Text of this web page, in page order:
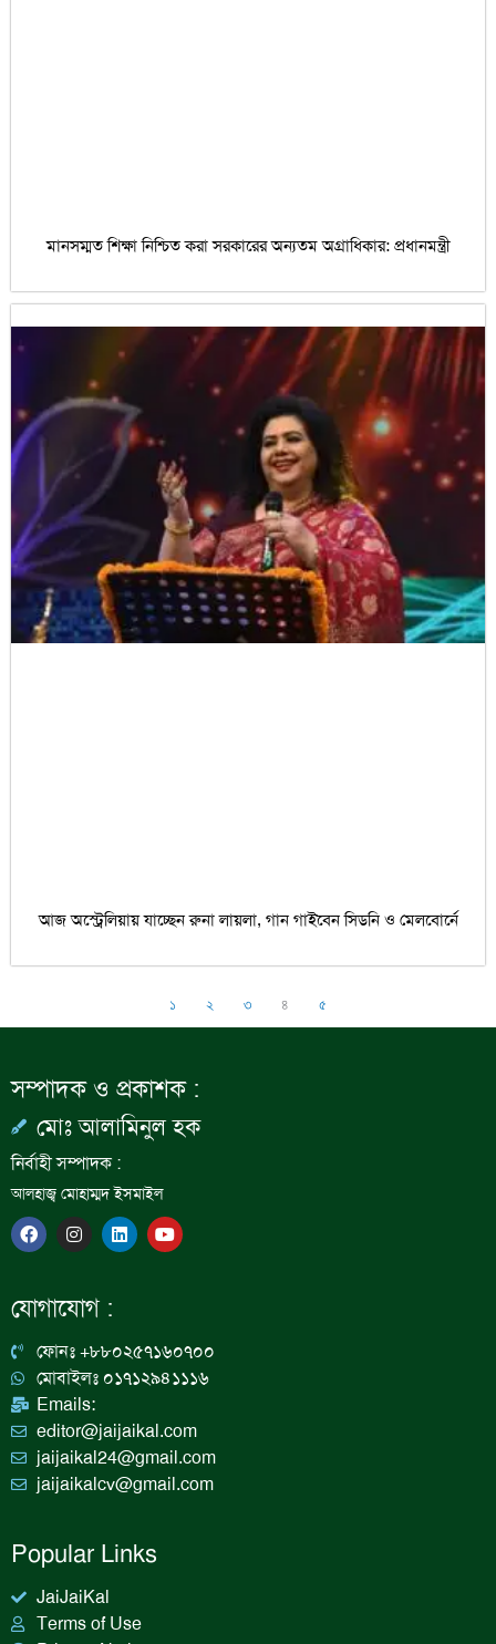
মানসম্মত শিক্ষা নিশ্চিত করা সরকারের অন্যতম অগ্রাধিকার: প্রধানমন্ত্রী
আজ অস্ট্রেলিয়ায় যাচ্ছেন রুনা লায়লা, গান গাইবেন সিডনি ও মেলবোর্নে
১ ২ ৩ ৪ ৫
সম্পাদক ও প্রকাশক :
মোঃ আলামিনুল হক
নির্বাহী সম্পাদক :
আলহাজ্ব মোহাম্মদ ইসমাইল
F
a
c
b
o
I
n
s
a
g
a
m
L
i
n
n
Y
o
u
যোগাযোগ :
ফোনঃ +৮৮০২৫৭১৬০৭০০
মোবাইলঃ ০১৭১২৯৪১১১৬
Emails:
editor@jaijaikal.com
jaijaikal24@gmail.com
jaijaikalcv@gmail.com
Popular Links
JaiJaiKal
Terms of Use